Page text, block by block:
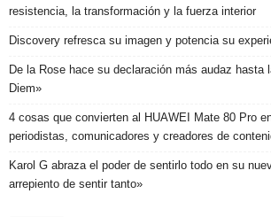
resistencia, la transformación y la fuerza interior
Discovery refresca su imagen y potencia su
De la Rose hace su declaración más audaz hasta
Diem»
4 cosas que convierten al HUAWEI Mate 80 Pro
periodistas, comunicadores y creadores de
Karol G abraza el poder de sentirlo todo en su
arrepiento de sentir tanto»